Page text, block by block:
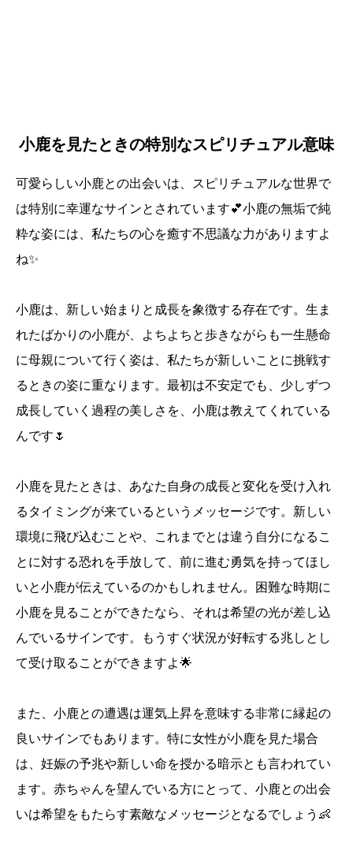
小鹿を見たときの特別なスピリチュアル意味
可愛らしい小鹿との出会いは、スピリチュアルな世界で
は特別に幸運なサインとされています💕小鹿の無垢で純
粋な姿には、私たちの心を癒す不思議な力がありますよ
ね✨
小鹿は、新しい始まりと成長を象徴する存在です。生ま
れたばかりの小鹿が、よちよちと歩きながらも一生懸命
に母親について行く姿は、私たちが新しいことに挑戦す
るときの姿に重なります。最初は不安定でも、少しずつ
成長していく過程の美しさを、小鹿は教えてくれている
んです🌷
小鹿を見たときは、あなた自身の成長と変化を受け入れ
るタイミングが来ているというメッセージです。新しい
環境に飛び込むことや、これまでとは違う自分になるこ
とに対する恐れを手放して、前に進む勇気を持ってほし
いと小鹿が伝えているのかもしれません。困難な時期に
小鹿を見ることができたなら、それは希望の光が差し込
んでいるサインです。もうすぐ状況が好転する兆しとし
て受け取ることができますよ🌟
また、小鹿との遭遇は運気上昇を意味する非常に縁起の
良いサインでもあります。特に女性が小鹿を見た場合
は、妊娠の予兆や新しい命を授かる暗示とも言われてい
ます。赤ちゃんを望んでいる方にとって、小鹿との出会
いは希望をもたらす素敵なメッセージとなるでしょう👶